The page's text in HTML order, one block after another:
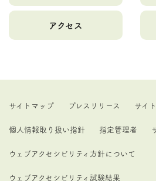
アクセス
サイトマップ プレスリリース サイ
個人情報取り扱い指針 指定管理者
ウェブアクセシビリティ方針について
ウェブアクセシビリティ試験結果